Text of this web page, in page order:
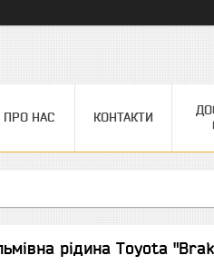
ПРО НАС КОНТАКТИ
рідина Toyota